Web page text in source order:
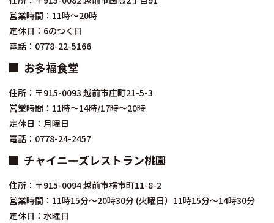
営業時間：11時～20時
定休日：6のつく日
電話：0778-22-5166
お多福食堂
住所：〒915-0093 越前市庄町21-5-3
営業時間：11時～14時/17時～20時
定休日：月曜日
電話：0778-24-2457
チャイニーズレストラン桃園
住所：〒915-0094 越前市横市町11-8-2
営業時間：11時15分～20時30分 (火曜日）11時15分～14時30分
定休日：水曜日